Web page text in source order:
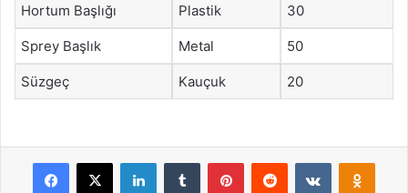
Hortum Başlığı Plastik 30
Sprey Başlık Metal 50
Süzgeç Kauçuk 20
Facebook
X LinkedInTumblr PinterestReddit VKontakte